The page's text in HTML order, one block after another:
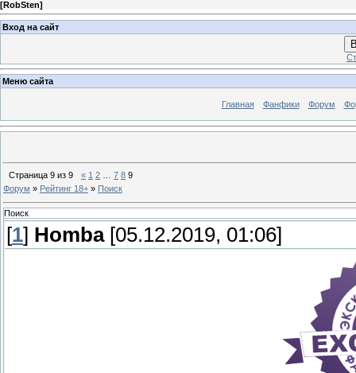
[RobSten]
Вход на сайт
Меню сайта
Главная Фанфики Форум
Страница 9 из 9 « 1 2 7 8 9
Форум » Рейтинг 18+ » Поиск
Поиск
[1] Homba[05.12.2019, 01:06]